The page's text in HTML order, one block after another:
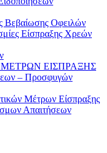
Βεβαίωσης Οφειλών
Είσπραξης Χρεών
ΕΙΣΠΡΑΞΗΣ
– Προσφυγών
Μέτρων Είσπραξης
Απαιτήσεων